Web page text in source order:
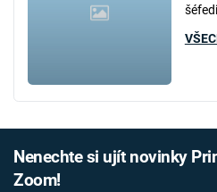
Nenechte si ujít novinky
Zoom!